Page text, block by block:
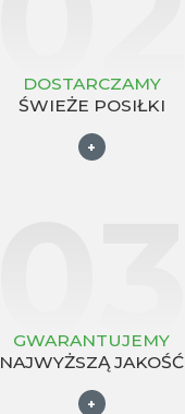
DOSTARCZAMY
ŚWIEŻE POSIŁKI
+
GWARANTUJEMY
NAJWYŻSZĄ JAKOŚĆ
+